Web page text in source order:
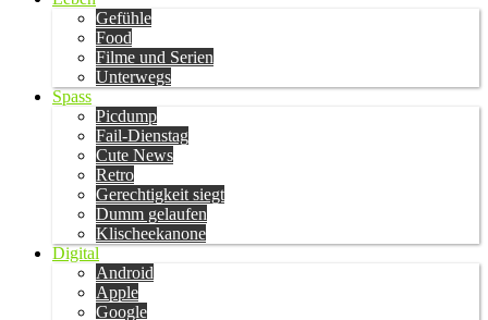
Gefühle
Food
Filme und Serien
Unterwegs
Spass
Picdump
Fail-Dienstag
Cute News
Retro
Gerechtigkeit siegt
Dumm gelaufen
Klischeekanone
Digital
Android
Apple
Google